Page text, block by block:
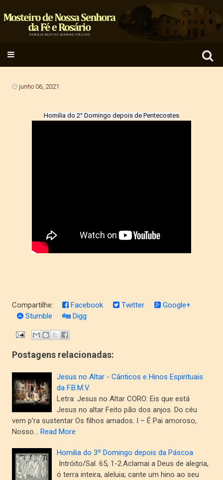
Search
for:
SKIP TO CONTENT
junho 06, 2021
Homilia do 2° Domingo depois de Pentecostes
Compartilhe: Facebook Twitter
Google+
Stumble
Digg
Postagens relacionadas:
Jesus no Altar - Cânticos e Hinos Espirituais
da F.B.M.V.
Letra: Jesus no Altar CORO: Eis que está
Jesus no altar Feito pão dos anjos. Do céu
vem p’ra sustentar Os filhos amados. I – É Pai amoroso,
Nosso… Read More
Homilia do 3º Domingo depois da Páscoa
Intróito/Sal. 65, 1-2.Aclamai a Deus de alegria,
ó terra inteira, aleluia; cante um hino ao seu